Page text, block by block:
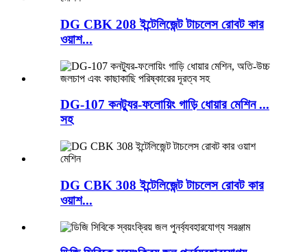
DG CBK 208 ইন্টেলিজেন্ট টাচলেস রোবট কার
ওয়াশ...
DG-107 কনট্যুর-ফলোয়িং গাড়ি ধোয়ার মেশিন ...
সহ
DG CBK 308 ইন্টেলিজেন্ট টাচলেস রোবট কার
ওয়াশ...